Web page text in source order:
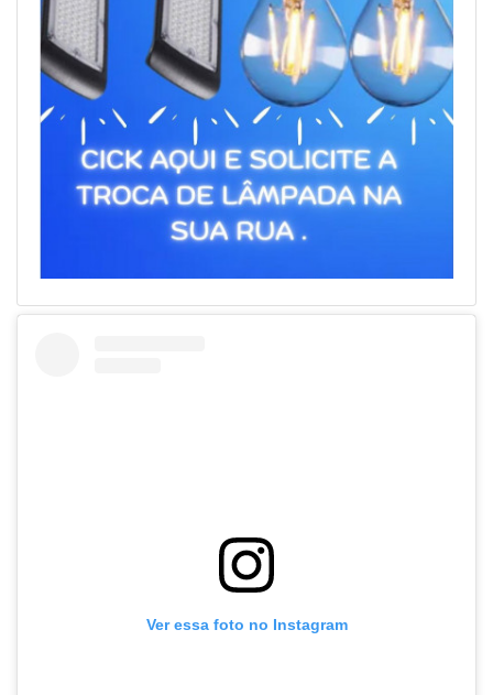
Ver essa foto no Instagram